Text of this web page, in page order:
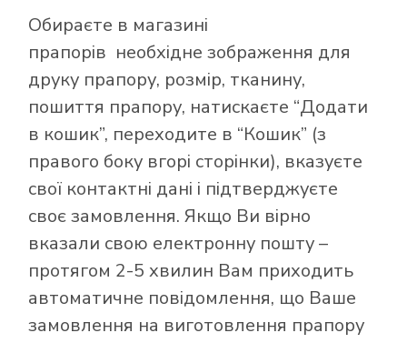
Обираєте в магазині
прапорів необхідне зображення для
друку прапору, розмір, тканину,
пошиття прапору, натискаєте “Додати
в кошик”, переходите в “Кошик” (з
правого боку вгорі сторінки), вказуєте
свої контактні дані і підтверджуєте
своє замовлення. Якщо Ви вірно
вказали свою електронну пошту –
протягом 2-5 хвилин Вам приходить
автоматичне повідомлення, що Ваше
замовлення на виготовлення прапору